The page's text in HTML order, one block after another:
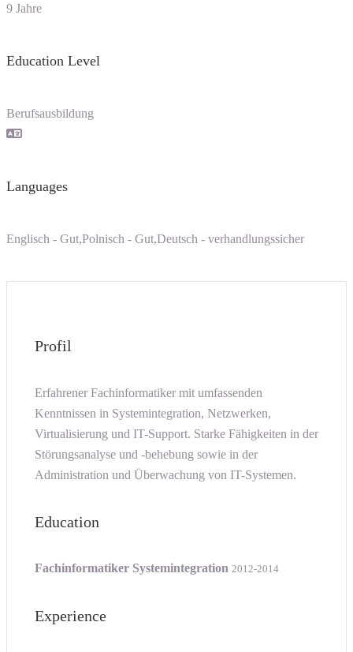
9 Jahre
Education Level
Berufsausbildung
Languages
Englisch - Gut,Polnisch - Gut,Deutsch - verhandlungssicher
Profil
Erfahrener Fachinformatiker mit umfassenden
Kenntnissen in Systemintegration, Netzwerken,
Virtualisierung und IT-Support. Starke Fähigkeiten in der
Störungsanalyse und -behebung sowie in der
Administration und Überwachung von IT-Systemen.
Education
Fachinformatiker Systemintegration 2012-2014
Experience